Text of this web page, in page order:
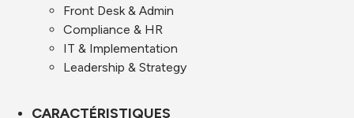
Front Desk & Admin
Compliance & HR
IT & Implementation
Leadership & Strategy
CARACTÉRISTIQUES